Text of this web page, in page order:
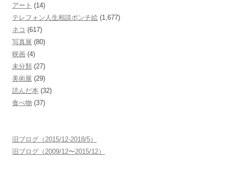
アート (14)
テレフォン人生相談ポンチ絵 (1,677)
ネコ (617)
写真展 (80)
映画 (4)
未分類 (27)
美術展 (29)
読んだ本 (32)
食べ物 (37)
旧ブログ（2015/12-2018/5）
旧ブログ（2009/12〜2015/12）